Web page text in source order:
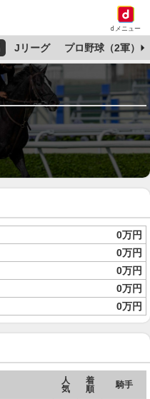
dメニュー
Jリーグ プロ野球（2軍）
0万円
0万円
0万円
0万円
0万円
人
気
着
順
騎手